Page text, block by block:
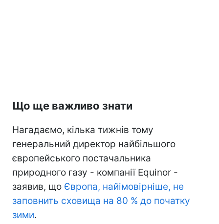
Що ще важливо знати
Нагадаємо, кілька тижнів тому
генеральний директор найбільшого
європейського постачальника
природного газу - компанії Equinor -
заявив, що Європа, найімовірніше, не
заповнить сховища на 80 % до початку
зими.